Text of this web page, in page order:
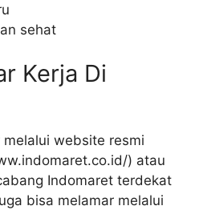
sehat
Kerja Di
website resmi
) atau
Indomaret terdekat
bisa melamar melalui